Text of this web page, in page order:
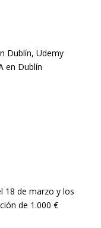
Dublín, Udemy
en Dublín
18 de marzo y los
de 1.000 €